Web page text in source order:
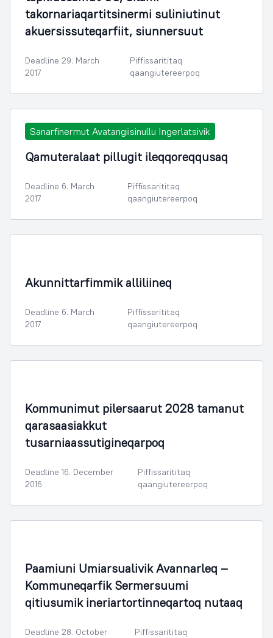
takornariaqartitsinermi suliniutinut
akuersissuteqarfiit, siunnersuut
Deadline 29. March
2017
Piffissarititaq
qaangiutereerpoq
Sanarfinermut Avatangiisinullu Ingerlatsivik
Qamuteralaat pillugit ileqqoreqqusaq
Deadline 6. March
2017
Piffissarititaq
qaangiutereerpoq
Akunnittarfimmik alliliineq
Deadline 6. March
2017
Piffissarititaq
qaangiutereerpoq
Kommunimut pilersaarut 2028 tamanut
qarasaasiakkut
tusarniaassutigineqarpoq
Deadline 16. December
2016
Piffissarititaq
qaangiutereerpoq
Paamiuni Umiarsualivik Avannarleq –
Kommuneqarfik Sermersuumi
qitiusumik ineriartortinneqartoq nutaaq
Deadline 28. October
Piffissarititaq